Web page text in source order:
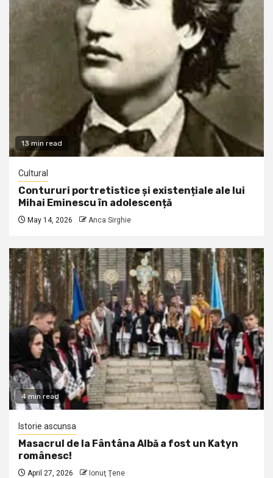
13 min read
Cultural
Contururi portretistice și existențiale ale lui
Mihai Eminescu în adolescență
May 14, 2026 Anca Sirghie
4 min read
Istorie ascunsa
Masacrul de la Fântâna Albă a fost un Katyn
românesc!
April 27, 2026 Ionuţ Ţene